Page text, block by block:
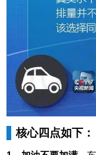
核心四点如下：